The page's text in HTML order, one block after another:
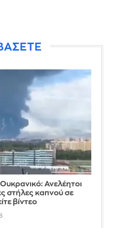
Ανελέητοι
στήλες καπνού σε
βίντεο